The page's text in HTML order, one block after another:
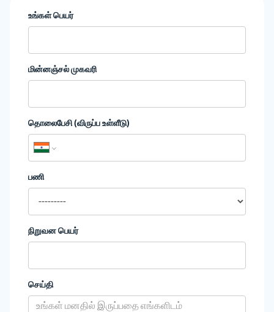
உங்கள் பெயர்
மின்னஞ்சல் முகவரி
தொலைபேசி (விருப்ப உள்ளீடு)
பணி
நிறுவன பெயர்
செய்தி